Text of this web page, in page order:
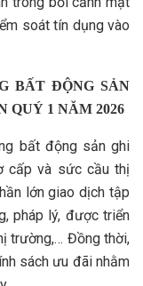
soát tín dụng vào
BẤT ĐỘNG SẢN
QUÝ 1 NĂM 2026
bất động sản ghi
cấp và sức cầu thị
lớn giao dịch tập
pháp lý, được triển
trường,… Đồng thời,
sách ưu đãi nhằm